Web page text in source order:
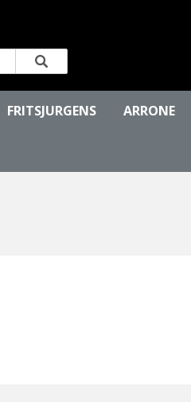
FRITSJURGENS ARRONE